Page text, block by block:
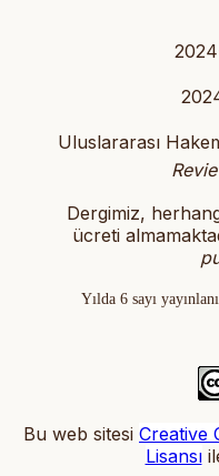
Uluslararası
Dergimiz,
ücreti
Yılda 6 sayı
Bu web sitesi Creative
Lisansı